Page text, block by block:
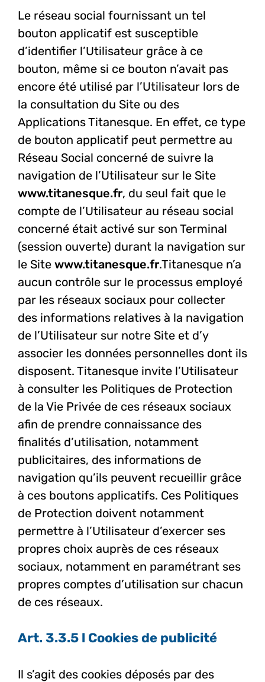
Le réseau social fournissant un tel
bouton applicatif est susceptible
d’identifier l’Utilisateur grâce à ce
bouton, même si ce bouton n’avait pas
encore été utilisé par l’Utilisateur lors de
la consultation du Site ou des
Applications Titanesque. En effet, ce type
de bouton applicatif peut permettre au
Réseau Social concerné de suivre la
navigation de l’Utilisateur sur le Site
www.titanesque.fr, du seul fait que le
compte de l’Utilisateur au réseau social
concerné était activé sur son Terminal
(session ouverte) durant la navigation sur
le Site www.titanesque.fr.Titanesque n’a
aucun contrôle sur le processus employé
par les réseaux sociaux pour collecter
des informations relatives à la navigation
de l’Utilisateur sur notre Site et d’y
associer les données personnelles dont ils
disposent. Titanesque invite l’Utilisateur
à consulter les Politiques de Protection
de la Vie Privée de ces réseaux sociaux
afin de prendre connaissance des
finalités d’utilisation, notamment
publicitaires, des informations de
navigation qu’ils peuvent recueillir grâce
à ces boutons applicatifs. Ces Politiques
de Protection doivent notamment
permettre à l’Utilisateur d’exercer ses
propres choix auprès de ces réseaux
sociaux, notamment en paramétrant ses
propres comptes d’utilisation sur chacun
de ces réseaux.
Art. 3.3.5 l Cookies de publicité
Il s’agit des cookies déposés par des